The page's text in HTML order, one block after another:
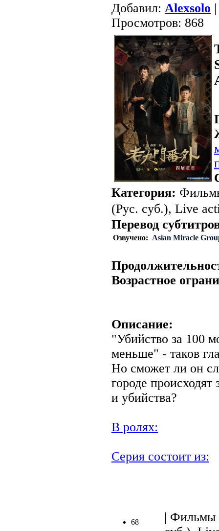
Добавил: Alexsolo
Просмотров: 868
Категория:
(Рус. суб.), Live
Перевод
Озвучено: Asian Miracle
Возрастное
Описание:
"Убийство за 100
меньше" - таков
Но сможет ли он
городе
и убийства?
В ролях:
Серия состоит из:
68
| Фильмы